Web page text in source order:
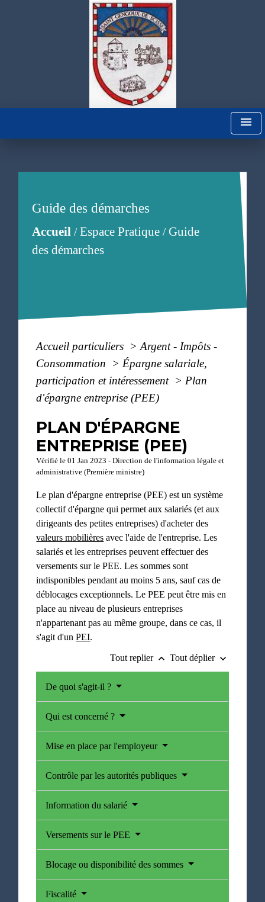
menu
Guide des démarches
Accueil/Espace Pratique/Guide
des démarches
Accueil particuliers > Argent - Impôts -
Consommation
> Épargne salariale,
participation et intéressement > Plan
d'épargne entreprise (PEE)
PLAN D'ÉPARGNE
ENTREPRISE (PEE)
Vérifié le 01 Jan 2023 - Direction de l'information légale et
administrative (Première ministre)
Le plan d'épargne entreprise (PEE) est un système
collectif d'épargne qui permet aux salariés (et aux
dirigeants des petites entreprises) d'acheter des
valeurs mobilières avec l'aide de l'entreprise. Les
salariés et les entreprises peuvent effectuer des
versements sur le PEE. Les sommes sont
indisponibles pendant au moins 5 ans, sauf cas de
déblocages exceptionnels. Le PEE peut être mis en
place au niveau de plusieurs entreprises
n'appartenant pas au même groupe, dans ce cas, il
s'agit d'unPEI.
Tout replier keyboard_arrow_up Tout déplier keyboard_arrow_down
De quoi s'agit-il ?
Qui est concerné ?
Mise en place par l'employeur
Contrôle par les autorités publiques
Information du salarié
Versements sur le PEE
Blocage ou disponibilité des sommes
Fiscalité